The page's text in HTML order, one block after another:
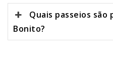
Quais passeios são
Bonito?